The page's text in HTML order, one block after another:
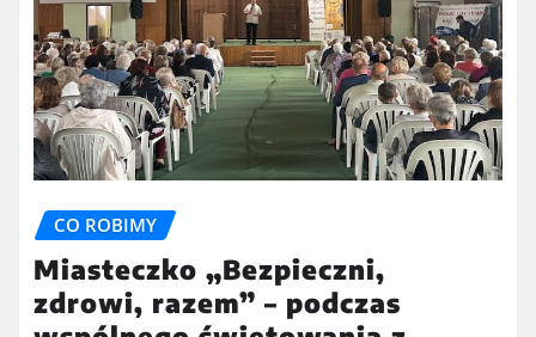
CO ROBIMY
Miasteczko „Bezpieczni,
zdrowi, razem” – podczas